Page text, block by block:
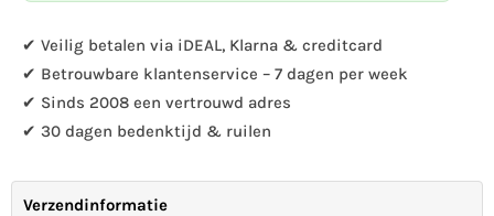
✔ Veilig betalen via iDEAL, Klarna & creditcard
✔ Betrouwbare klantenservice – 7 dagen per week
✔ Sinds 2008 een vertrouwd adres
✔ 30 dagen bedenktijd & ruilen
Verzendinformatie